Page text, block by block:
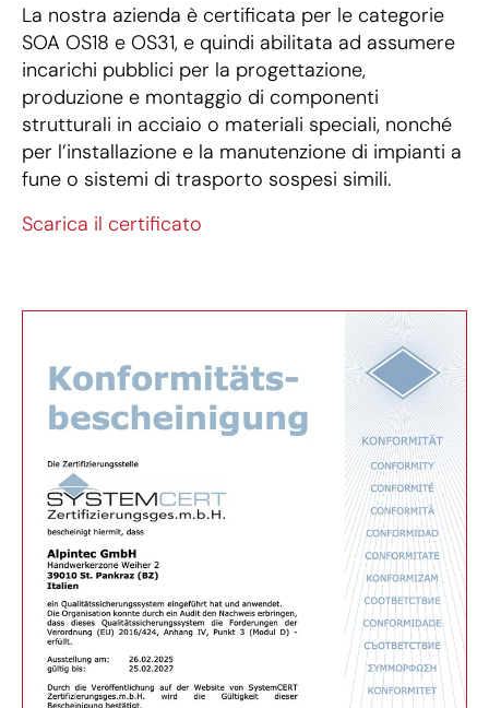
La nostra azienda è certificata per le categorie
SOA OS18 e OS31, e quindi abilitata ad assumere
incarichi pubblici per la progettazione,
produzione e montaggio di componenti
strutturali in acciaio o materiali speciali, nonché
per l’installazione e la manutenzione di impianti a
fune o sistemi di trasporto sospesi simili.
Scarica il certificato